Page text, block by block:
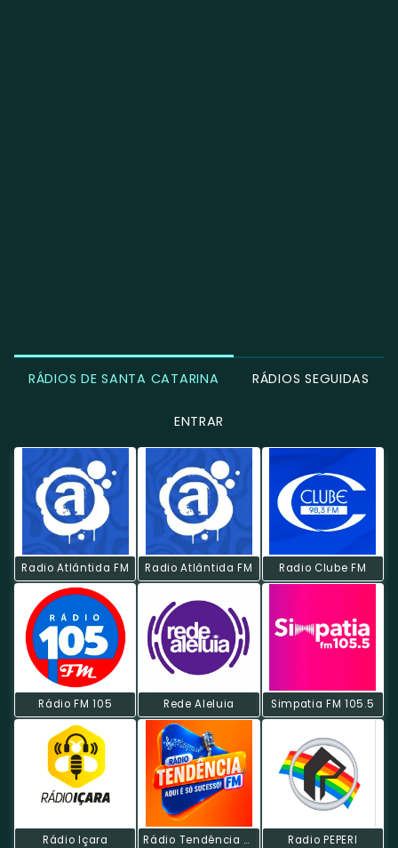
RÁDIOS DE SANTA CATARINA RÁDIOS SEGUIDAS
ENTRAR
Radio Atlântida FM Radio Atlântida FM Radio Clube FM
Rádio FM 105 Rede Aleluia Simpatia FM 105.5
Rádio Içara Rádio Tendência P5 Hits Radio PEPERI